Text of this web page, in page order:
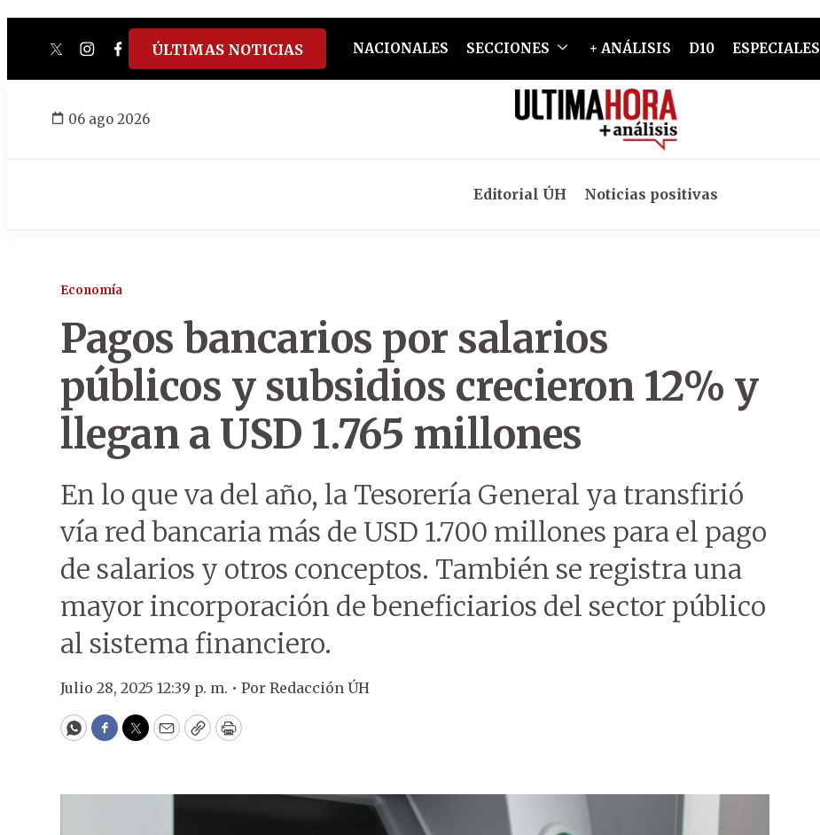
twitterinstagram
facebook
tiktokyoutube
spotify
ÚLTIMAS NOTICIAS NACIONALES SECCIONES + ANÁLISIS D10 ESPECIALES
06 ago 2026
Editorial ÚH Noticias positivas
Economía
Pagos bancarios por salarios
públicos y subsidios crecieron 12% y
llegan a USD 1.765 millones
En lo que va del año, la Tesorería General ya transfirió
vía red bancaria más de USD 1.700 millones para el pago
de salarios y otros conceptos. También se registra una
mayor incorporación de beneficiarios del sector público
al sistema financiero.
Julio 28, 2025 12:39 p. m. • Por Redacción ÚH
WhatsApp
Facebook
Twitter
EmailCopyPrint